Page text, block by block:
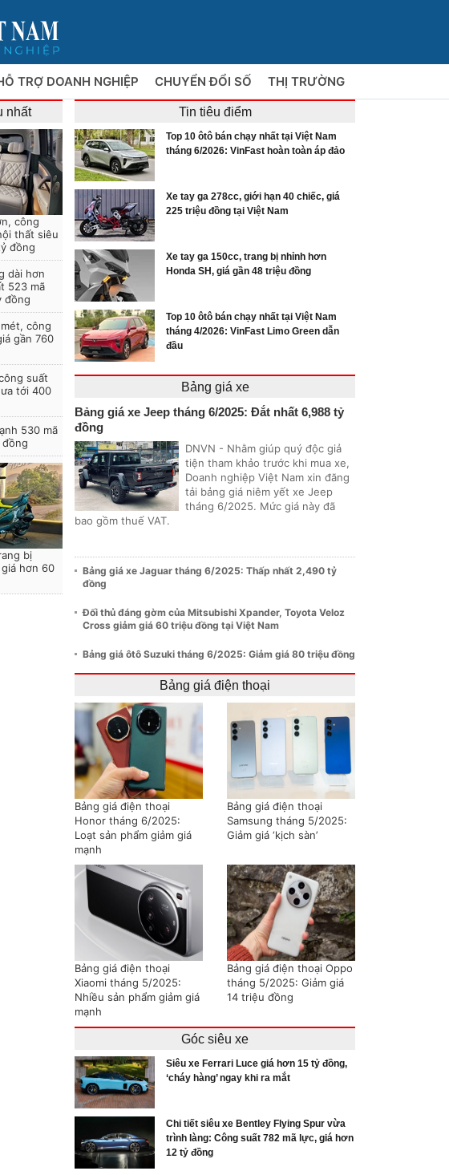
TRỢ DOANH NGHIỆP CHUYỂN ĐỔI SỐ THỊ TRƯỜNG
nhất
công
thất siêu
đồng
dài hơn
523 mã
đồng
công
gần 760
suất
tới 400
530 mã
bị
hơn 60
Tin tiêu điểm
Top 10 ôtô bán chạy nhất tại Việt Nam
tháng 6/2026: VinFast hoàn toàn áp đảo
Xe tay ga 278cc, giới hạn 40 chiếc, giá
225 triệu đồng tại Việt Nam
Xe tay ga 150cc, trang bị nhỉnh hơn
Honda SH, giá gần 48 triệu đồng
Top 10 ôtô bán chạy nhất tại Việt Nam
tháng 4/2026: VinFast Limo Green dẫn
đầu
Bảng giá xe
Bảng giá xe Jeep tháng 6/2025: Đắt nhất 6,988 tỷ
đồng
DNVN - Nhằm giúp quý độc giả
tiện tham khảo trước khi mua xe,
Doanh nghiệp Việt Nam xin đăng
tải bảng giá niêm yết xe Jeep
tháng 6/2025. Mức giá này đã
bao gồm thuế VAT.
Bảng giá xe Jaguar tháng 6/2025: Thấp nhất 2,490 tỷ
đồng
Đối thủ đáng gờm của Mitsubishi Xpander, Toyota Veloz
Cross giảm giá 60 triệu đồng tại Việt Nam
Bảng giá ôtô Suzuki tháng 6/2025: Giảm giá 80 triệu đồng
Bảng giá điện thoại
Bảng giá điện thoại
Honor tháng 6/2025:
Loạt sản phẩm giảm giá
mạnh
Bảng giá điện thoại
Samsung tháng 5/2025:
Giảm giá ‘kịch sàn’
Bảng giá điện thoại
Xiaomi tháng 5/2025:
Nhiều sản phẩm giảm giá
mạnh
Bảng giá điện thoại Oppo
tháng 5/2025: Giảm giá
14 triệu đồng
Góc siêu xe
Siêu xe Ferrari Luce giá hơn 15 tỷ đồng,
‘cháy hàng’ ngay khi ra mắt
Chi tiết siêu xe Bentley Flying Spur vừa
trình làng: Công suất 782 mã lực, giá hơn
12 tỷ đồng